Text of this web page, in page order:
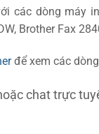
dòng máy
Brother Fax
để xem các
chat trực